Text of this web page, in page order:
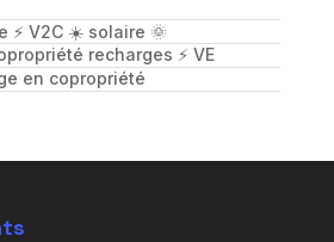
⚡️ V2C ☀️ solaire 🌞
recharges ⚡️ VE
en copropriété